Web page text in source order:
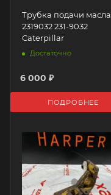
Трубка подачи масла
2319032 231-9032
Caterpillar
Достаточно
6 000 ₽
ПОДРОБНЕЕ